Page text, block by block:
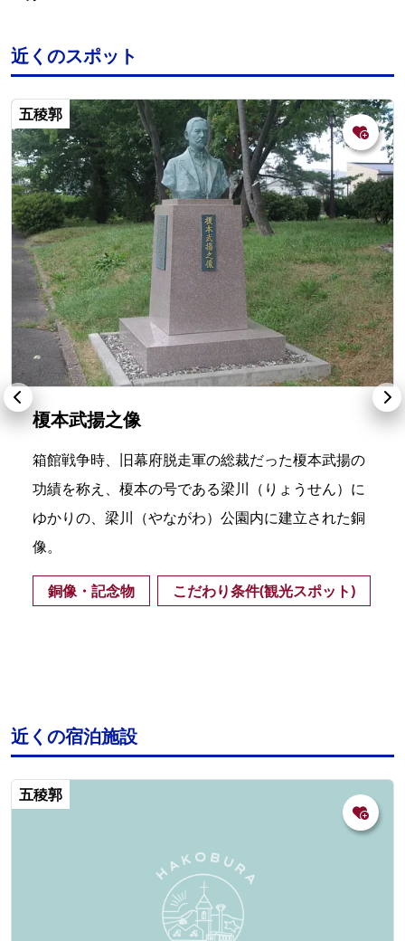
近くのスポット
五稜郭
榎本武揚之像
箱館戦争時、旧幕府脱走軍の総裁だった榎本武揚の
功績を称え、榎本の号である梁川（りょうせん）に
ゆかりの、梁川（やながわ）公園内に建立された銅
像。
銅像・記念物 こだわり条件(観光スポット)
近くの宿泊施設
五稜郭